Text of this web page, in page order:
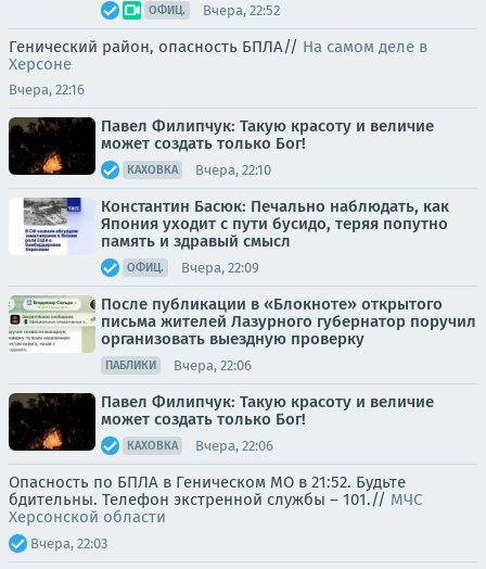
ОФИЦ. Вчера, 22:52
Генический район, опасность БПЛА// На самом деле в
Херсоне
Вчера, 22:16
Павел Филипчук: Такую красоту и величие
может создать только Бог!
КАХОВКА Вчера, 22:10
Константин Басюк: Печально наблюдать, как
Япония уходит с пути бусидо, теряя попутно
память и здравый смысл
ОФИЦ. Вчера, 22:09
После публикации в «Блокноте» открытого
письма жителей Лазурного губернатор поручил
организовать выездную проверку
ПАБЛИКИ Вчера, 22:06
Павел Филипчук: Такую красоту и величие
может создать только Бог!
КАХОВКА Вчера, 22:06
Опасность по БПЛА в Геническом МО в 21:52. Будьте
бдительны. Телефон экстренной службы – 101.// МЧС
Херсонской области
Вчера, 22:03